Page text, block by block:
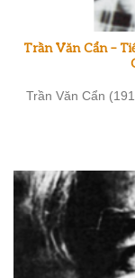
Trần Văn Cẩn –
Trần Văn Cẩn